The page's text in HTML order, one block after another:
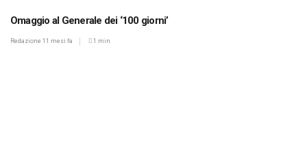
Omaggio al Generale dei ‘100 giorni’
Redazione 11 mesi fa 1 min